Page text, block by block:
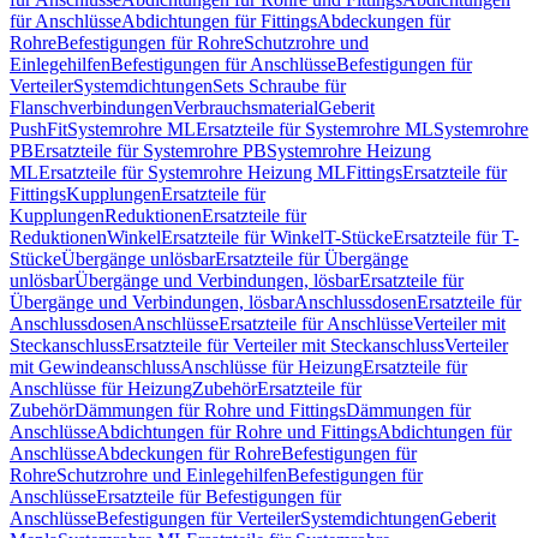
für AnschlüsseAbdichtungen für FittingsAbdeckungen für
RohreBefestigungen für RohreSchutzrohre und
EinlegehilfenBefestigungen für AnschlüsseBefestigungen für
VerteilerSystemdichtungenSets Schraube für
FlanschverbindungenVerbrauchsmaterialGeberit
PushFitSystemrohre MLErsatzteile für Systemrohre MLSystemrohre
PBErsatzteile für Systemrohre PBSystemrohre Heizung
MLErsatzteile für Systemrohre Heizung MLFittingsErsatzteile für
FittingsKupplungenErsatzteile für
KupplungenReduktionenErsatzteile für
ReduktionenWinkelErsatzteile für WinkelT-StückeErsatzteile für T-
StückeÜbergänge unlösbarErsatzteile für Übergänge
unlösbarÜbergänge und Verbindungen, lösbarErsatzteile für
Übergänge und Verbindungen, lösbarAnschlussdosenErsatzteile für
AnschlussdosenAnschlüsseErsatzteile für AnschlüsseVerteiler mit
SteckanschlussErsatzteile für Verteiler mit SteckanschlussVerteiler
mit GewindeanschlussAnschlüsse für HeizungErsatzteile für
Anschlüsse für HeizungZubehörErsatzteile für
ZubehörDämmungen für Rohre und FittingsDämmungen für
AnschlüsseAbdichtungen für Rohre und FittingsAbdichtungen für
AnschlüsseAbdeckungen für RohreBefestigungen für
RohreSchutzrohre und EinlegehilfenBefestigungen für
AnschlüsseErsatzteile für Befestigungen für
AnschlüsseBefestigungen für VerteilerSystemdichtungenGeberit